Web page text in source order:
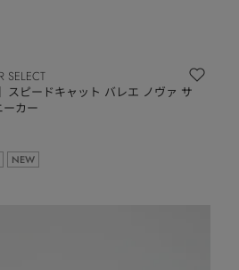
SELECT
】スピードキャット バレエ ノヴァ サ
カー
NEW